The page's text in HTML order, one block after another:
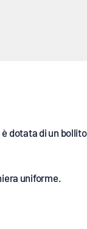
dotata di un
uniforme.